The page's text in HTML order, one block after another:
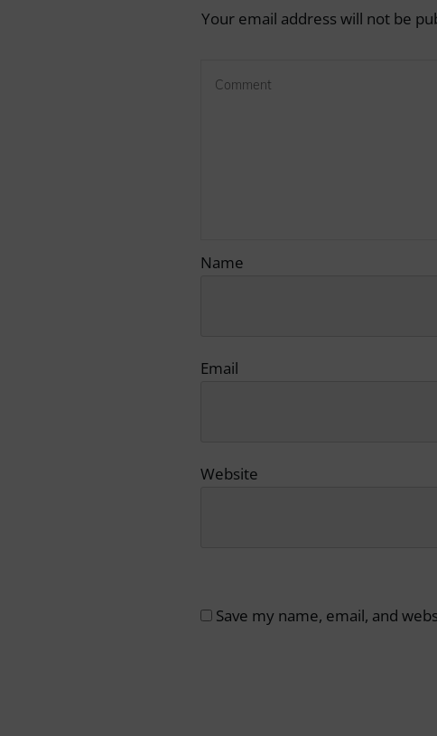
Your email address will not be
Name
Email
Website
Save my name, email, and